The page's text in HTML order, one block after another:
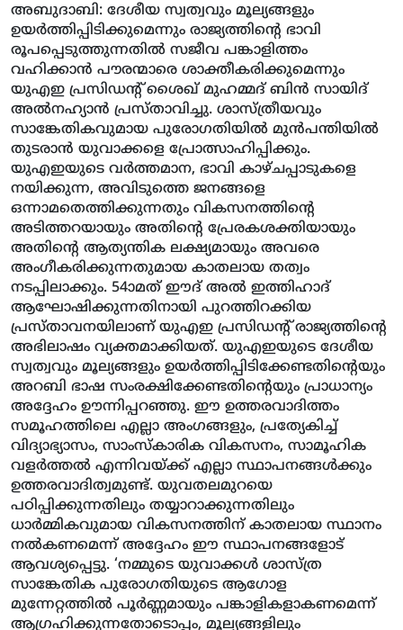
അബുദാബി: ദേശീയ സ്വത്വവും മൂല്യങ്ങളും
ഉയര്‍ത്തിപ്പിടിക്കുമെന്നും രാജ്യത്തിന്റെ ഭാവി
രൂപപ്പെടുത്തുന്നതില്‍ സജീവ പങ്കാളിത്തം
വഹിക്കാന്‍ പൗരന്മാരെ ശാക്തീകരിക്കുമെന്നും
യുഎഇ പ്രസിഡന്റ് ശൈഖ് മുഹമ്മദ് ബിന്‍ സായിദ്
അല്‍നഹ്യാന്‍ പ്രസ്താവിച്ചു. ശാസ്ത്രീയവും
സാങ്കേതികവുമായ പുരോഗതിയില്‍ മുന്‍പന്തിയില്‍
തുടരാന്‍ യുവാക്കളെ പ്രോത്സാഹിപ്പിക്കും.
യുഎഇയുടെ വര്‍ത്തമാന, ഭാവി കാഴ്ചപ്പാടുകളെ
നയിക്കുന്ന, അവിടുത്തെ ജനങ്ങളെ
ഒന്നാമതെത്തിക്കുന്നതും വികസനത്തിന്റെ
അടിത്തറയായും അതിന്റെ പ്രേരകശക്തിയായും
അതിന്റെ ആത്യന്തിക ലക്ഷ്യമായും അവരെ
അംഗീകരിക്കുന്നതുമായ കാതലായ തത്വം
നടപ്പിലാക്കും. 54ാമത് ഈദ് അല്‍ ഇത്തിഹാദ്
ആഘോഷിക്കുന്നതിനായി പുറത്തിറക്കിയ
പ്രസ്താവനയിലാണ് യുഎഇ പ്രസിഡന്റ് രാജ്യത്തിന്റെ
അഭിലാഷം വ്യക്തമാക്കിയത്. യുഎഇയുടെ ദേശീയ
സ്വത്വവും മൂല്യങ്ങളും ഉയര്‍ത്തിപ്പിടിക്കേണ്ടതിന്റെയും
അറബി ഭാഷ സംരക്ഷിക്കേണ്ടതിന്റെയും പ്രാധാന്യം
അദ്ദേഹം ഊന്നിപ്പറഞ്ഞു. ഈ ഉത്തരവാദിത്തം
സമൂഹത്തിലെ എല്ലാ അംഗങ്ങളും, പ്രത്യേകിച്ച്
വിദ്യാഭ്യാസം, സാംസ്‌കാരിക വികസനം, സാമൂഹിക
വളര്‍ത്തല്‍ എന്നിവയ്ക്ക് എല്ലാ സ്ഥാപനങ്ങള്‍ക്കും
ഉത്തരവാദിത്വമുണ്ട്. യുവതലമുറയെ
പഠിപ്പിക്കുന്നതിലും തയ്യാറാക്കുന്നതിലും
ധാര്‍മ്മികവുമായ വികസനത്തിന് കാതലായ സ്ഥാനം
നല്‍കണമെന്ന് അദ്ദേഹം ഈ സ്ഥാപനങ്ങളോട്
ആവശ്യപ്പെട്ടു. ‘നമ്മുടെ യുവാക്കള്‍ ശാസ്ത്ര
സാങ്കേതിക പുരോഗതിയുടെ ആഗോള
മുന്നേറ്റത്തില്‍ പൂര്‍ണ്ണമായും പങ്കാളികളാകണമെന്ന്
ആഗ്രഹിക്കുന്നതോടൊപ്പം, മൂല്യങ്ങളിലും